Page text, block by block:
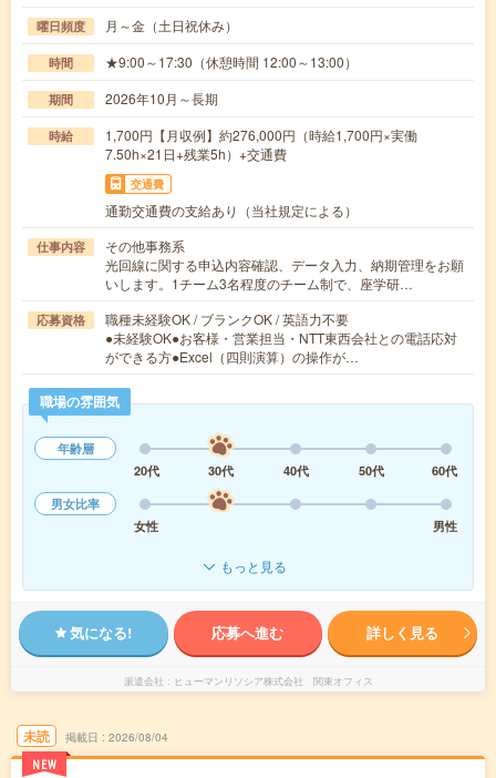
曜日頻度 月～金（土日祝休み）
時間 ★9:00～17:30（休憩時間 12:00～13:00）
期間 2026年10月～長期
時給
1,700円【月収例】約276,000円（時給1,700円×実働
7.50h×21日+残業5h）+交通費
交通費
通勤交通費の支給あり（当社規定による）
仕事内容
その他事務系
光回線に関する申込内容確認、データ入力、納期管理をお願
いします。1チーム3名程度のチーム制で、座学研…
応募資格
職種未経験OK / ブランクOK / 英語力不要
●未経験OK●お客様・営業担当・NTT東西会社との電話応対
ができる方●Excel（四則演算）の操作が…
職場の雰囲気
年齢層
20代
30代 40代 50代
60代
男女比率
女性
男性
もっと見る
気になる! 応募へ進む 詳しく見る
派遣会社 ヒューマンリソシア株式会社 関東オフィス
未読
NEW
掲載日 2026/08/04